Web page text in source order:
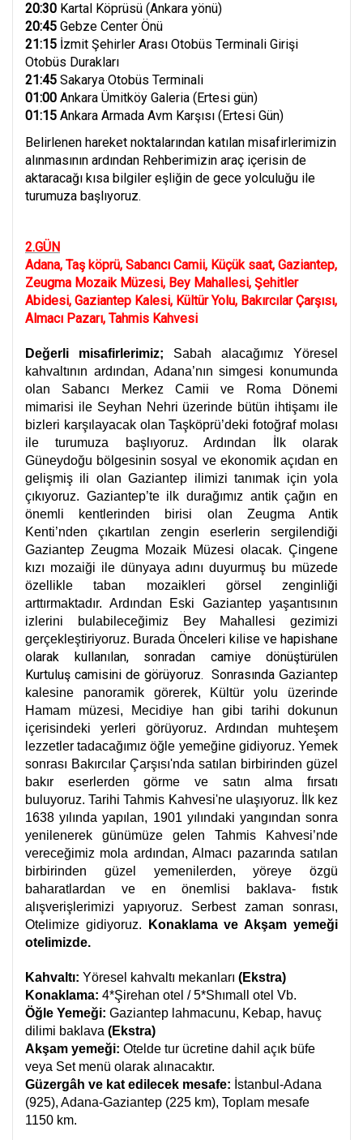
20:30 Kartal Köprüsü (Ankara yönü)
20:45 Gebze Center Önü
21:15 İzmit Şehirler Arası Otobüs Terminali Girişi
Otobüs Durakları
21:45 Sakarya Otobüs Terminali
01:00 Ankara Ümitköy Galeria (Ertesi gün)
01:15 Ankara Armada Avm Karşısı (Ertesi Gün)
Belirlenen hareket noktalarından katılan misafirlerimizin
alınmasının ardından Rehberimizin araç içerisin de
aktaracağı kısa bilgiler eşliğin de gece yolculuğu ile
turumuza başlıyoruz.
2.GÜN
Adana, Taş köprü, Sabancı Camii, Küçük saat, Gaziantep,
Zeugma Mozaik Müzesi, Bey Mahallesi, Şehitler
Abidesi, Gaziantep Kalesi, Kültür Yolu, Bakırcılar Çarşısı,
Almacı Pazarı, Tahmis Kahvesi
Değerli misafirlerimiz; Sabah alacağımız Yöresel
kahvaltının ardından, Adana’nın simgesi konumunda
olan Sabancı Merkez Camii ve Roma Dönemi
mimarisi ile Seyhan Nehri üzerinde bütün ihtişamı ile
bizleri karşılayacak olan Taşköprü’deki fotoğraf molası
ile turumuza başlıyoruz. Ardından İlk olarak
Güneydoğu bölgesinin sosyal ve ekonomik açıdan en
gelişmiş ili olan Gaziantep ilimizi tanımak için yola
çıkıyoruz. Gaziantep’te ilk durağımız antik çağın en
önemli kentlerinden birisi olan Zeugma Antik
Kenti’nden çıkartılan zengin eserlerin sergilendiği
Gaziantep Zeugma Mozaik Müzesi olacak. Çingene
kızı mozaiği ile dünyaya adını duyurmuş bu müzede
özellikle taban mozaikleri görsel zenginliği
arttırmaktadır. Ardından Eski Gaziantep yaşantısının
izlerini bulabileceğimiz Bey Mahallesi gezimizi
gerçekleştiriyoruz. BuradaÖnceleri kilise ve hapishane
olarak kullanılan, sonradan camiye dönüştürülen
Kurtuluş camisini de görüyoruz. Sonrasında Gaziantep
kalesine panoramik görerek, Kültür yolu üzerinde
Hamam müzesi, Mecidiye han gibi tarihi dokunun
içerisindeki yerleri görüyoruz. Ardından muhteşem
lezzetler tadacağımız öğle yemeğine gidiyoruz. Yemek
sonrası Bakırcılar Çarşısı'nda satılan birbirinden güzel
bakır eserlerden görme ve satın alma fırsatı
buluyoruz. Tarihi Tahmis Kahvesi'ne ulaşıyoruz. İlk kez
1638 yılında yapılan, 1901 yılındaki yangından sonra
yenilenerek günümüze gelen Tahmis Kahvesi’nde
vereceğimiz mola ardından, Almacı pazarında satılan
birbirinden güzel yemenilerden, yöreye özgü
baharatlardan ve en önemlisi baklava- fıstık
alışverişlerimizi yapıyoruz. Serbest zaman sonrası,
Otelimize gidiyoruz.
Konaklama ve Akşam yemeği
otelimizde.
Kahvaltı: Yöresel kahvaltı mekanları (Ekstra)
Konaklama: 4*Şirehan otel / 5*Shımall otel Vb.
Öğle Yemeği: Gaziantep lahmacunu, Kebap, havuç
dilimi baklava (Ekstra)
Akşam yemeği: Otelde tur ücretine dahil açık büfe
veya Set menü olarak alınacaktır.
Güzergâh ve kat edilecek mesafe: İstanbul-Adana
(925), Adana-Gaziantep (225 km), Toplam mesafe
1150 km.